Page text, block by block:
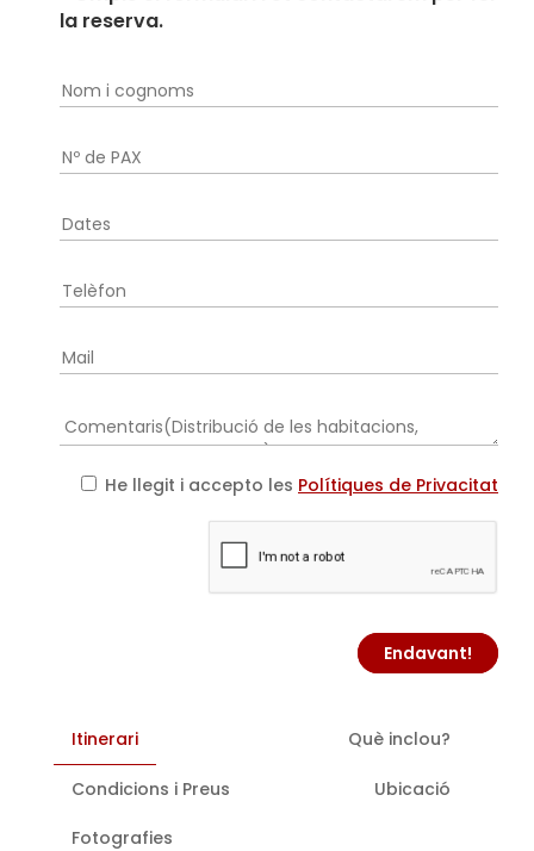
la reserva.
He llegit i accepto les Polítiques de Privacitat
Endavant!
Itinerari Què inclou?
Condicions i Preus Ubicació
Fotografies